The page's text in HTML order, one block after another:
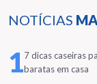
NOTÍCIAS
17 dicas caseiras
baratas em casa